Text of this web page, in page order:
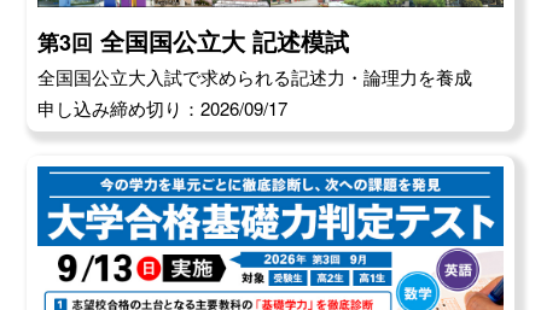
第3回 全国国公立大 記述模試
全国国公立大入試で求められる記述力・論理力を養成
申し込み締め切り：2026/09/17